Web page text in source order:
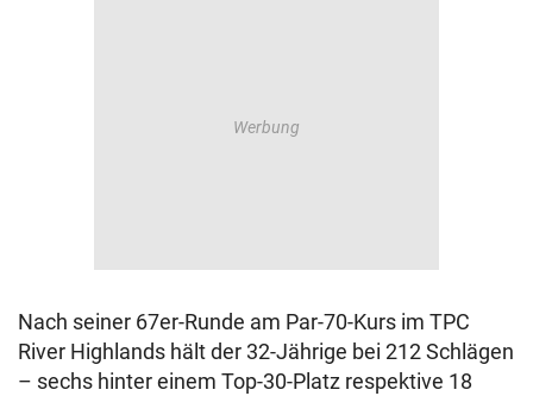
Nach seiner 67er-Runde am Par-70-Kurs im TPC
River Highlands hält der 32-Jährige bei 212 Schlägen
– sechs hinter einem Top-30-Platz respektive 18